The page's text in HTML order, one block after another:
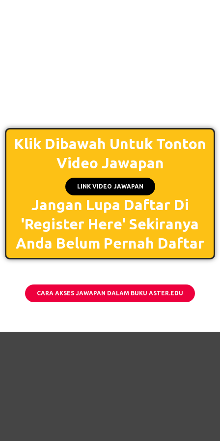
Klik Dibawah Untuk Tonton
Video Jawapan
LINK VIDEO JAWAPAN
Jangan Lupa Daftar Di
'Register Here' Sekiranya
Anda Belum Pernah Daftar
CARA AKSES JAWAPAN DALAM BUKU ASTER.EDU